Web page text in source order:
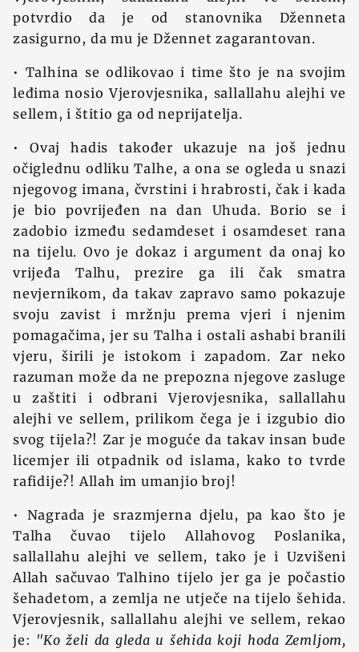
potvrdio da je od stanovnika Dženneta
zasigurno, da mu je Džennet zagarantovan.
• Talhina se odlikovao i time što je na svojim
leđima nosio Vjerovjesnika, sallallahu alejhi ve
sellem, i štitio ga od neprijatelja.
• Ovaj hadis također ukazuje na još jednu
očiglednu odliku Talhe, a ona se ogleda u snazi
njegovog imana, čvrstini i hrabrosti, čak i kada
je bio povrijeđen na dan Uhuda. Borio se i
zadobio između sedamdeset i osamdeset rana
na tijelu. Ovo je dokaz i argument da onaj ko
vrijeđa Talhu, prezire ga ili čak smatra
nevjernikom, da takav zapravo samo pokazuje
svoju zavist i mržnju prema vjeri i njenim
pomagačima, jer su Talha i ostali ashabi branili
vjeru, širili je istokom i zapadom. Zar neko
razuman može da ne prepozna njegove zasluge
u zaštiti i odbrani Vjerovjesnika, sallallahu
alejhi ve sellem, prilikom čega je i izgubio dio
svog tijela?! Zar je moguće da takav insan bude
licemjer ili otpadnik od islama, kako to tvrde
rafidije?! Allah im umanjio broj!
• Nagrada je srazmjerna djelu, pa kao što je
Talha čuvao tijelo Allahovog Poslanika,
sallallahu alejhi ve sellem, tako je i Uzvišeni
Allah sačuvao Talhino tijelo jer ga je počastio
šehadetom, a zemlja ne utječe na tijelo šehida.
Vjerovjesnik, sallallahu alejhi ve sellem, rekao
je: "Ko želi da gleda u šehida koji hoda Zemljom,